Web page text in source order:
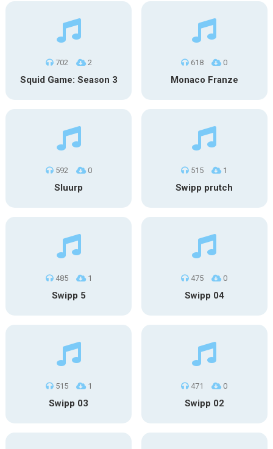
702 2
Squid Game: Season 3
618 0
Monaco Franze
592 0
Sluurp
515 1
Swipp prutch
485 1
Swipp 5
475 0
Swipp 04
515 1
Swipp 03
471 0
Swipp 02